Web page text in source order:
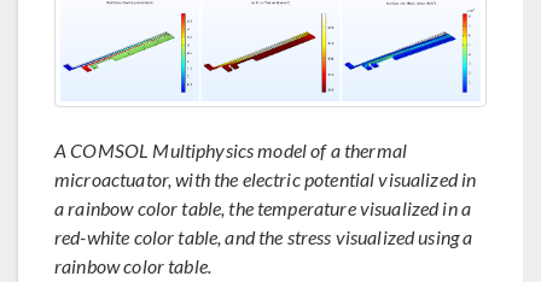
A COMSOL Multiphysics model of a thermal
microactuator, with the electric potential visualized in
a rainbow color table, the temperature visualized in a
red-white color table, and the stress visualized using a
rainbow color table.